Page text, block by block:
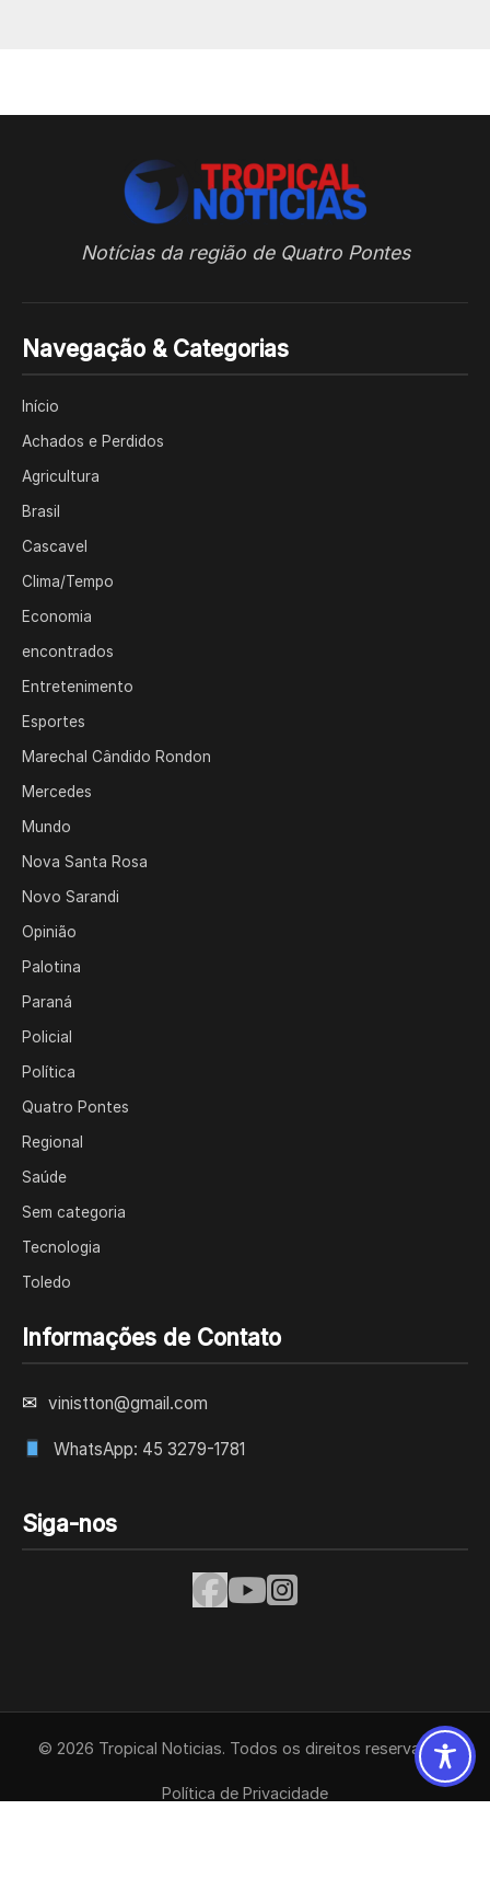
Notícias da região de Quatro Pontes
Navegação & Categorias
Início
Achados e Perdidos
Agricultura
Brasil
Cascavel
Clima/Tempo
Economia
encontrados
Entretenimento
Esportes
Marechal Cândido Rondon
Mercedes
Mundo
Nova Santa Rosa
Novo Sarandi
Opinião
Palotina
Paraná
Policial
Política
Quatro Pontes
Regional
Saúde
Sem categoria
Tecnologia
Toledo
Informações de Contato
✉ vinistton@gmail.com
WhatsApp: 45 3279-1781
Siga-nos
© 2026 Tropical Noticias. Todos os direitos reservados.
Política de Privacidade